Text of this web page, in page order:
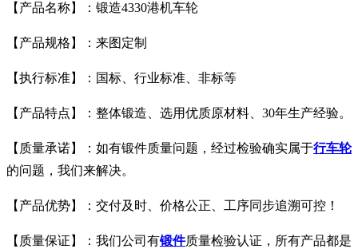
【产品名称】：锻造4330港机车轮
【产品规格】：来图定制
【执行标准】：国标、行业标准、非标等
【产品特点】：整体锻造、选用优质原材料、30年生产经验。
【质量承诺】：如有锻件质量问题，经过检验确实属于行车轮
的问题，我们来解决。
【产品优势】：交付及时、价格公正、工序同步追溯可控！
【质量保证】：我们公司有锻件质量检验认证，所有产品都是